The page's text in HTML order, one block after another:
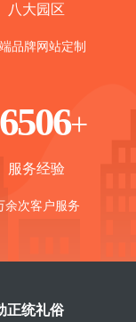
八大园区
品牌网站定制
+
服务经验
余次客户服务
正统礼俗